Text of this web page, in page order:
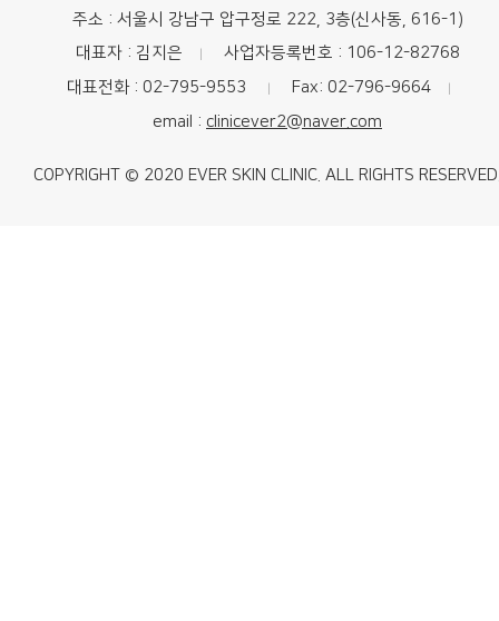
주소 : 서울시 강남구 압구정로 222, 3층(신사동, 616-1)
대표자 : 김지은
|
사업자등록번호 : 106-12-82768
대표전화 : 02-795-9553
| Fax: 02-796-9664 |
email : clinicever2@naver.com
COPYRIGHT © 2020 EVER SKIN CLINIC. ALL RIGHTS